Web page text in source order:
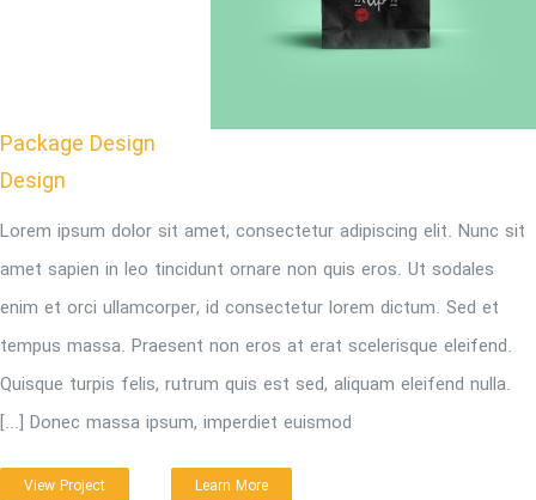
Package Design
Design
Lorem ipsum dolor sit amet, consectetur adipiscing elit. Nunc sit
amet sapien in leo tincidunt ornare non quis eros. Ut sodales
enim et orci ullamcorper, id consectetur lorem dictum. Sed et
tempus massa. Praesent non eros at erat scelerisque eleifend.
Quisque turpis felis, rutrum quis est sed, aliquam eleifend nulla.
Donec massa ipsum, imperdiet euismod [...]
Learn More
View Project